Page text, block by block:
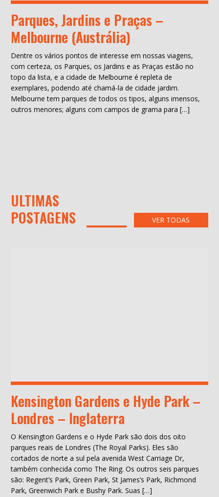
Parques, Jardins e Praças –
Melbourne (Austrália)
Dentre os vários pontos de interesse em nossas viagens,
com certeza, os Parques, os Jardins e as Praças estão no
topo da lista, e a cidade de Melbourne é repleta de
exemplares, podendo até chamá-la de cidade jardim.
Melbourne tem parques de todos os tipos, alguns imensos,
outros menores; alguns com campos de grama para […]
ULTIMAS
POSTAGENS
VER TODAS
Kensington Gardens e Hyde Park –
Londres – Inglaterra
O Kensington Gardens e o Hyde Park são dois dos oito
parques reais de Londres (The Royal Parks). Eles são
cortados de norte a sul pela avenida West Carriage Dr,
também conhecida como The Ring. Os outros seis parques
são: Regent’s Park, Green Park, St James’s Park, Richmond
Park, Greenwich Park e Bushy Park. Suas […]